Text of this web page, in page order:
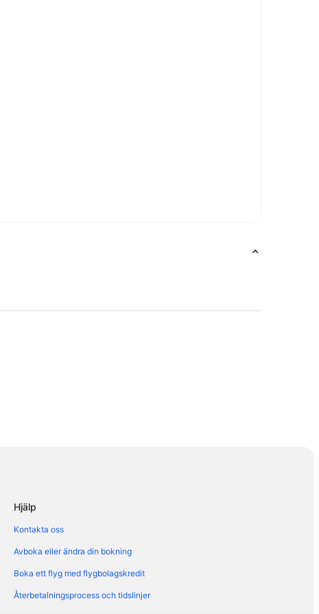
Hjälp
Kontakta oss
Avboka eller ändra din bokning
Boka ett flyg med flygbolagskredit
Återbetalningsprocess och tidslinjer